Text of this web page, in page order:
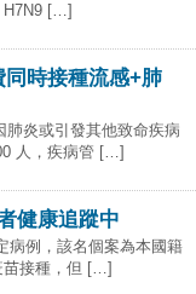
H7N9 […]
時接種流感+肺
肺炎或引發其他致命疾病
人，疾病管 […]
健康追蹤中
病例，該名個案為本國籍
苗接種，但 […]